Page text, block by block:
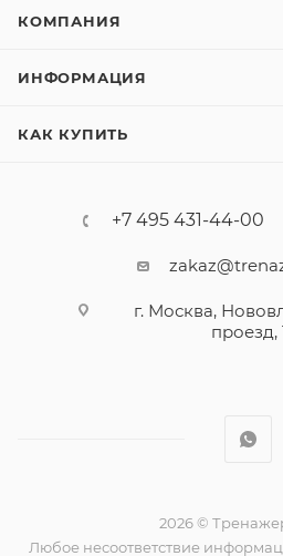
КОМПАНИЯ
ИНФОРМАЦИЯ
КАК КУПИТЬ
+7 495 431-44-00
г. Москва,
проезд,
2026 ©
Любое несоответствие